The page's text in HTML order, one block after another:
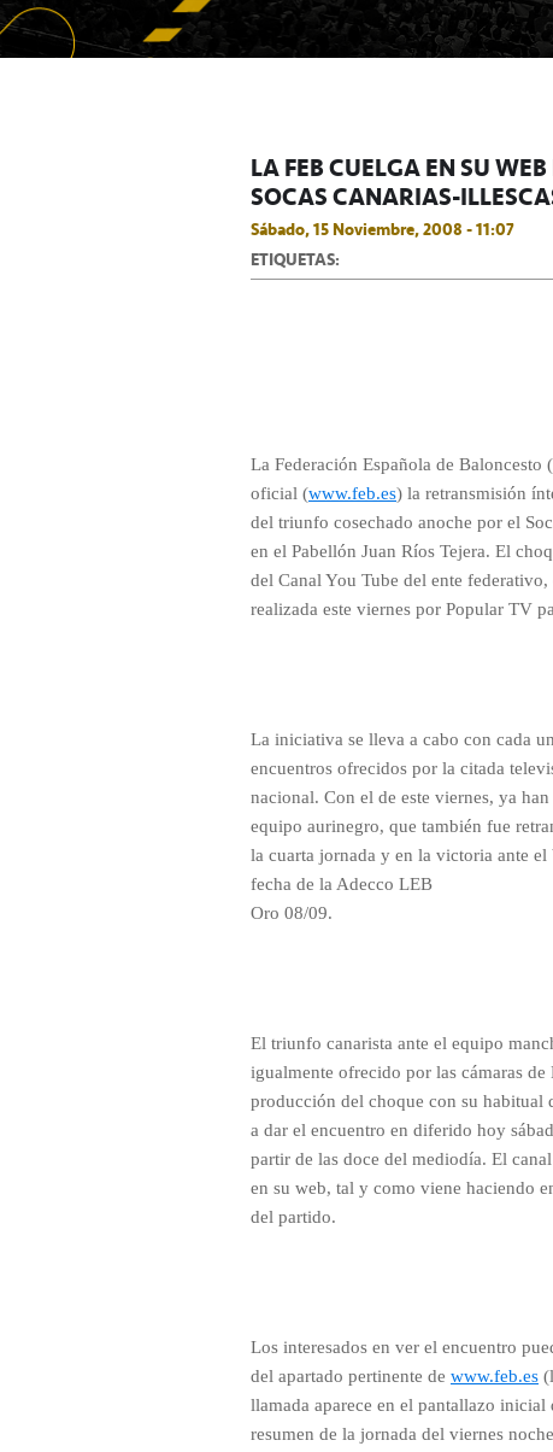
LA FEB CUELGA EN SU
SOCAS CANARIAS-
Sábado, 15 Noviembre, 2008 - 11:07
ETIQUETAS:
La Federación Española de Baloncesto
oficial (www.feb.es) la retransmisión
del triunfo cosechado anoche por el
en el Pabellón Juan Ríos Tejera. El
del Canal You Tube del ente
realizada este viernes por Popular TV
La iniciativa se lleva a cabo con cada
encuentros ofrecidos por la citada
nacional. Con el de este viernes, ya
equipo aurinegro, que también fue
la cuarta jornada y en la victoria ante
fecha de la Adecco LEB
Oro 08/09.
El triunfo canarista ante el equipo
igualmente ofrecido por las cámaras
producción del choque con su habitual
a dar el encuentro en diferido hoy
partir de las doce del mediodía. El
en su web, tal y como viene haciendo
del partido.
Los interesados en ver el encuentro
del apartado pertinente de www.feb.es
llamada aparece en el pantallazo
resumen de la jornada del viernes